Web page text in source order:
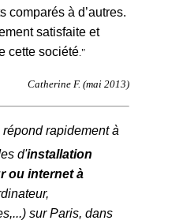
comparés à d’autres.
satisfaite et
cette société."
Catherine F. (mai 2013)
rapidement à
d'installation
ou internet à
surParis, dans